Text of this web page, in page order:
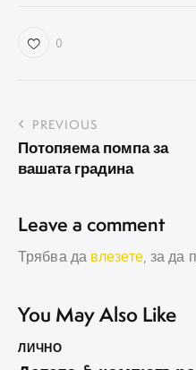
0
Навигация
PREVIOUS
Потопяема помпа за
вашата градина
Leave a comment
Трябва да влезете, за да
You May Also Like
ЛИЧНО